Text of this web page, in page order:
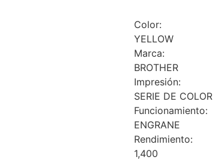
Color:
YELLOW
Marca:
BROTHER
Impresión:
SERIE DE COLOR
Funcionamiento:
ENGRANE
Rendimiento:
1,400